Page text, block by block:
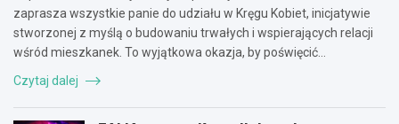
zaprasza wszystkie panie do udziału w Kręgu Kobiet, inicjatywie
stworzonej z myślą o budowaniu trwałych i wspierających relacji
wśród mieszkanek. To wyjątkowa okazja, by poświęcić…
Czytaj dalej